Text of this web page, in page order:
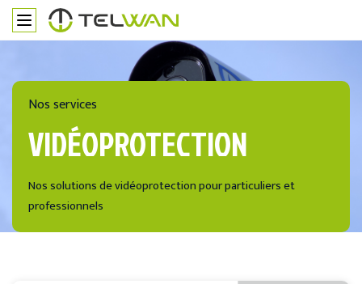
Nos services
VIDÉOPROTECTION
Nos solutions de vidéoprotection pour particuliers et
professionnels